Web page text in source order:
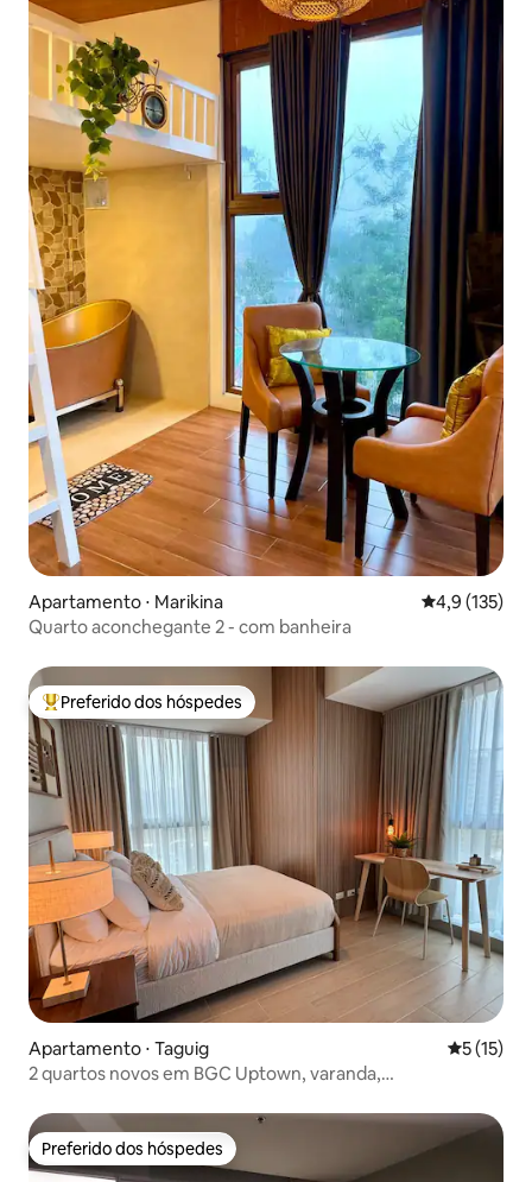
Apartamento ⋅ Marikina 4,9 de uma
4,9 (135)
Quarto aconchegante 2 - com banheira
Entre os melhores preferidos dos hóspedes
Preferido dos hóspedes
Apartamento ⋅ Taguig 5 de uma
5 (15)
2 quartos novos em BGC Uptown, varanda,
Preferido dos hóspedes
Preferido dos hóspedes